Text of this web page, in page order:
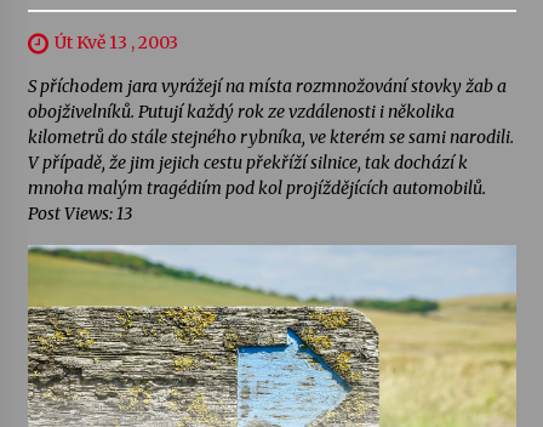
Út Kvě 13 , 2003
S příchodem jara vyrážejí na místa rozmnožování stovky žab a
obojživelníků. Putují každý rok ze vzdálenosti i několika
kilometrů do stále stejného rybníka, ve kterém se sami narodili.
V případě, že jim jejich cestu překříží silnice, tak dochází k
mnoha malým tragédiím pod kol projíždějících automobilů.
Post Views: 13